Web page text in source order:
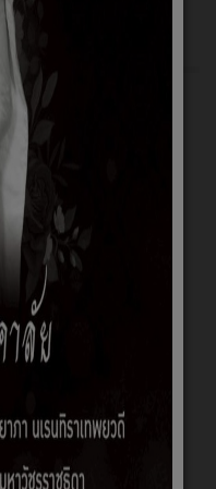
โภค-บริโภค